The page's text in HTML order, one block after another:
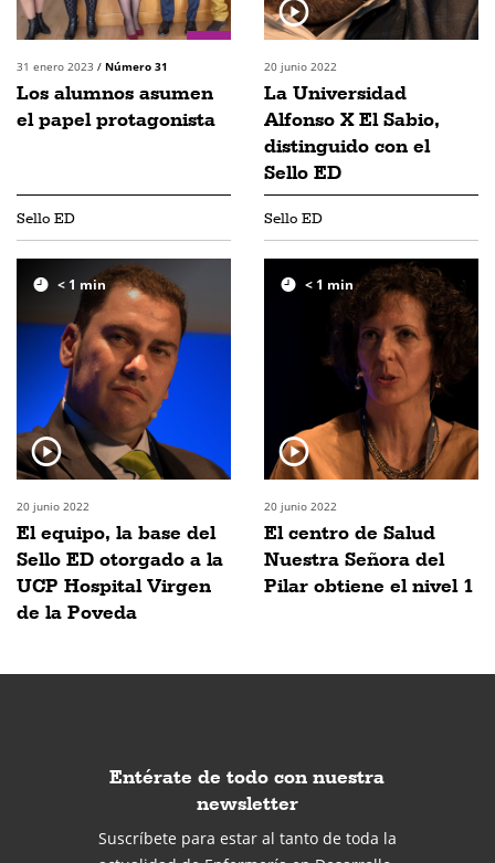
31 enero 2023 / Número 31
Los alumnos asumen
el papel protagonista
20 junio 2022
La Universidad
Alfonso X El Sabio,
distinguido con el
Sello ED
Sello ED
< 1 min
20 junio 2022
El equipo, la base del
Sello ED otorgado a la
UCP Hospital Virgen
de la Poveda
Sello ED
< 1 min
20 junio 2022
El centro de Salud
Nuestra Señora del
Pilar obtiene el nivel 1
Entérate de todo con nuestra
newsletter
Suscríbete para estar al tanto de toda la